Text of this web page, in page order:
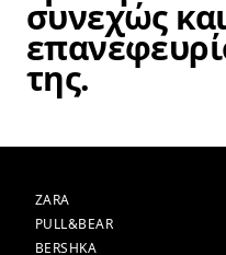
συνεχώς
της.
BRANDS
ZARA
PULL&BEAR
BERSHKA